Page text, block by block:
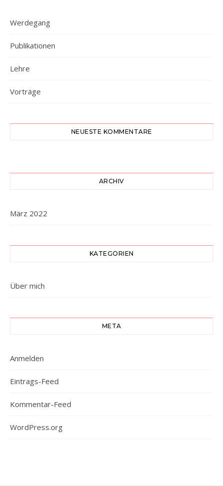
Werdegang
Publikationen
Lehre
Vorträge
NEUESTE KOMMENTARE
ARCHIV
März 2022
KATEGORIEN
Über mich
META
Anmelden
Eintrags-Feed
Kommentar-Feed
WordPress.org